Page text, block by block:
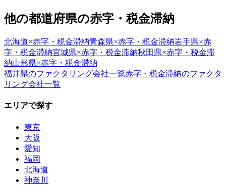
他の都道府県の赤字・税金滞納
北海道×赤字・税金滞納青森県×赤字・税金滞納岩手県×赤
字・税金滞納宮城県×赤字・税金滞納秋田県×赤字・税金滞
納山形県×赤字・税金滞納
福井県のファクタリング会社一覧赤字・税金滞納のファクタ
リング会社一覧
エリアで探す
東京
大阪
愛知
福岡
北海道
神奈川